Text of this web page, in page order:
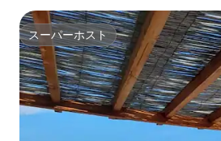
スーパーホスト
スーパーホスト